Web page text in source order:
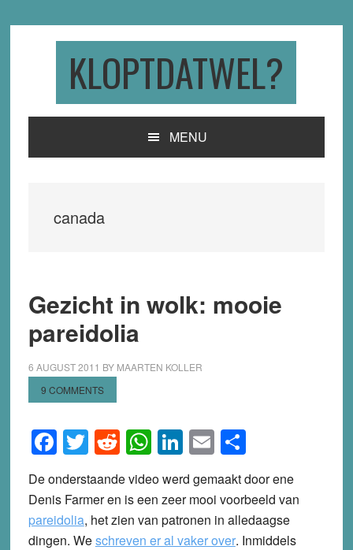
KLOPTDATWEL?
MENU
canada
Gezicht in wolk: mooie
pareidolia
6 AUGUST 2011 BY MAARTEN KOLLER
9 COMMENTS
Facebook
Twitter
Reddit
WhatsApp
LinkedIn
EmailShare
De onderstaande video werd gemaakt door ene
Denis Farmer en is een zeer mooi voorbeeld van
pareidolia, het zien van patronen in alledaagse
dingen. Weschreven er al vaker over. Inmiddels